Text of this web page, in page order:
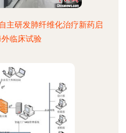
主研发肺纤维化治疗新药启
临床试验